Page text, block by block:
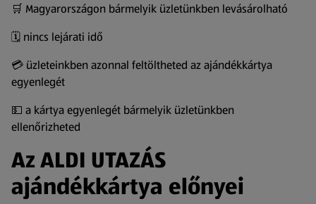
🛒 Magyarországon bármelyik üzletünkben levásárolható
🗓️ nincs lejárati idő
💳 üzleteinkben azonnal feltöltheted az ajándékkártya
egyenlegét
💵 a kártya egyenlegét bármelyik üzletünkben
ellenőrizheted
Az ALDI UTAZÁS
ajándékkártya előnyei